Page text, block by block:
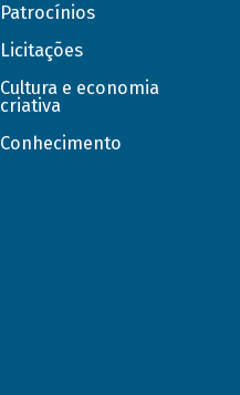
Patrocínios
Licitações
Cultura e economia
criativa
Conhecimento